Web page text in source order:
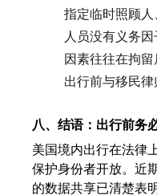
指定临时照顾
人员没有义务
因素往往在拘
出行前与移民律
八、结语：出行前务
美国境内出行在法律
保护身份者开放。近
的数据共享已清楚表